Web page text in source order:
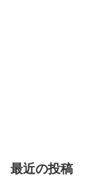
最近の投稿